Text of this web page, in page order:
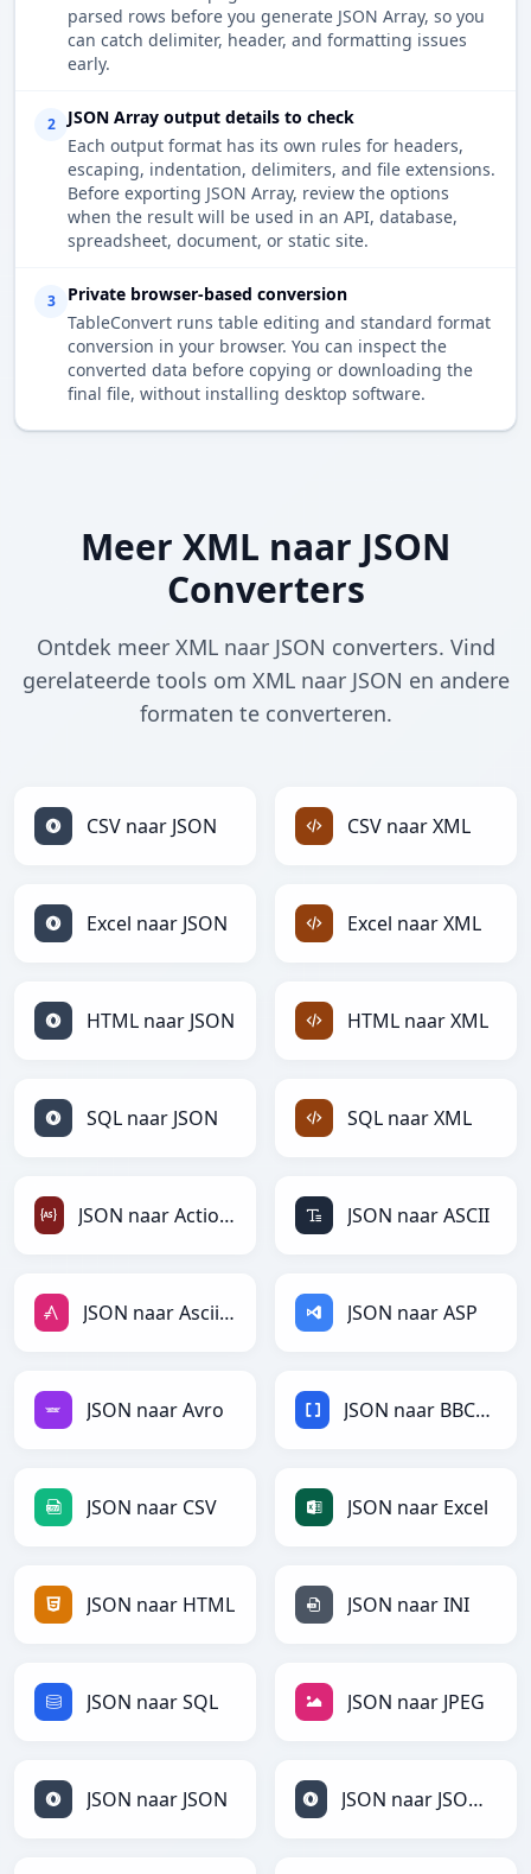
parsed rows before you generate JSON Array, so you
can catch delimiter, header, and formatting issues
early.
2
JSON Array output details to check
Each output format has its own rules for headers,
escaping, indentation, delimiters, and file extensions.
Before exporting JSON Array, review the options
when the result will be used in an API, database,
spreadsheet, document, or static site.
3
Private browser-based conversion
TableConvert runs table editing and standard format
conversion in your browser. You can inspect the
converted data before copying or downloading the
final file, without installing desktop software.
Meer XML naar JSON
Converters
Ontdek meer XML naar JSON converters. Vind
gerelateerde tools om XML naar JSON en andere
formaten te converteren.
CSV naar JSON CSV naar XML
Excel naar JSON Excel naar XML
HTML naar JSON HTML naar XML
SQL naar JSON SQL naar XML
JSON naar ActionScript JSON naar ASCII
JSON naar AsciiDoc JSON naar ASP
JSON naar Avro JSON naar BBCode
JSON naar CSV JSON naar Excel
JSON naar HTML JSON naar INI
JSON naar SQL JSON naar JPEG
JSON naar JSON JSON naar JSONLines